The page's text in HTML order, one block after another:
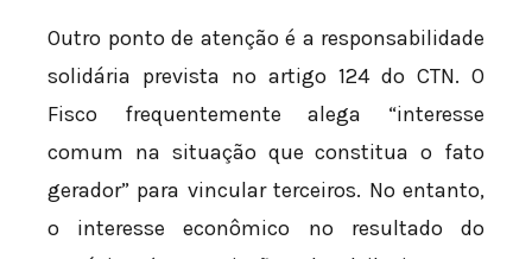
Outro ponto de atenção é a responsabilidade
solidária prevista no artigo 124 do CTN. O
Fisco frequentemente alega “interesse
comum na situação que constitua o fato
gerador” para vincular terceiros. No entanto,
o interesse econômico no resultado do